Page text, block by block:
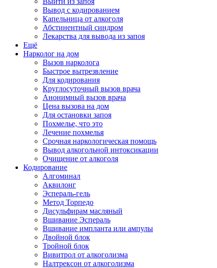
Вывод с кодированием
Капельница от алкоголя
Абстинентный синдром
Лекарства для вывода из запоя
Ещё
Нарколог на дом
Вызов нарколога
Быстрое вытрезвление
Для кодирования
Круглосуточный вызов врача
Анонимный вызов врача
Цена вызова на дом
Для остановки запоя
Похмелье, что это
Лечение похмелья
Срочная наркологическая помощь
Вывод алкогольной интоксикации
Очищение от алкоголя
Кодирование
Алгоминал
Аквилонг
Эспераль-гель
Метод Торпедо
Дисульфирам масляный
Вшивание Эспераль
Вшивание импланта или ампулы
Двойной блок
Тройной блок
Вивитрол от алкоголизма
Налтрексон от алкоголизма